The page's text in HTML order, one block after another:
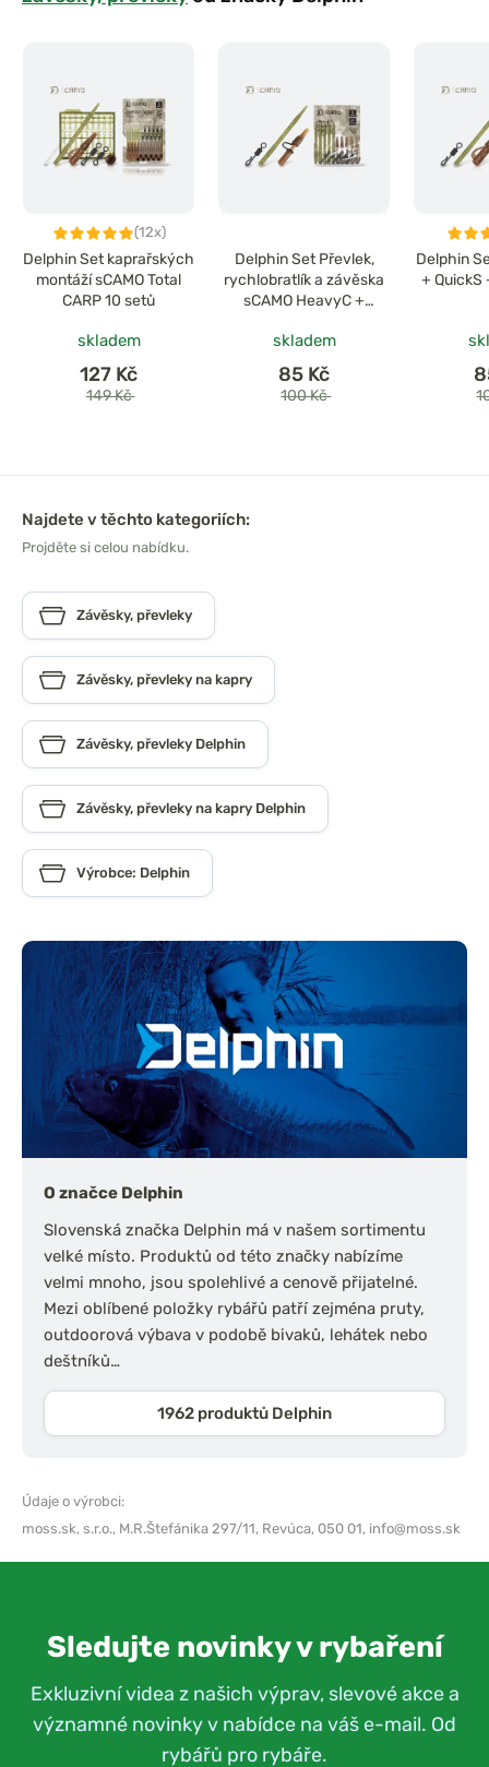
(12x)
Delphin Set kaprařských
montáží sCAMO Total
CARP 10 setů
skladem
127 Kč
149 Kč
Delphin Set Převlek,
rychlobratlík a závěska
sCAMO HeavyC +
skladem
85 Kč
100 Kč
Delphin
+ QuickS
Najdete v těchto kategoriích:
Projděte si celou nabídku.
Závěsky, převleky
Závěsky, převleky na kapry
Závěsky, převleky Delphin
Závěsky, převleky na kapry Delphin
Výrobce: Delphin
O značce Delphin
Slovenská značka Delphin má v našem sortimentu
velké místo. Produktů od této značky nabízíme
velmi mnoho, jsou spolehlivé a cenově přijatelné.
Mezi oblíbené položky rybářů patří zejména pruty,
outdoorová výbava v podobě bivaků, lehátek nebo
deštníků…
1962 produktů Delphin
Údaje o výrobci:
moss.sk, s.r.o., M.R.Štefánika 297/11, Revúca, 050 01, info@moss.sk
Sledujte novinky v rybaření
Exkluzivní videa z našich výprav, slevové akce a
významné novinky v nabídce na váš e-mail. Od
rybářů pro rybáře.